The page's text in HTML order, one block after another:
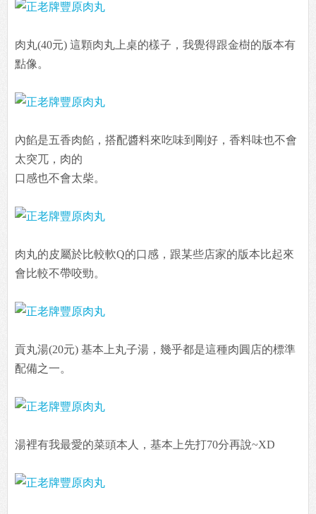
肉丸(40元) 這顆肉丸上桌的樣子，我覺得跟金樹的版本有
點像。
內餡是五香肉餡，搭配醬料來吃味到剛好，香料味也不會
太突兀，肉的
口感也不會太柴。
肉丸的皮屬於比較軟Q的口感，跟某些店家的版本比起來
會比較不帶咬勁。
貢丸湯(20元) 基本上丸子湯，幾乎都是這種肉圓店的標準
配備之一。
湯裡有我最愛的菜頭本人，基本上先打70分再說~XD